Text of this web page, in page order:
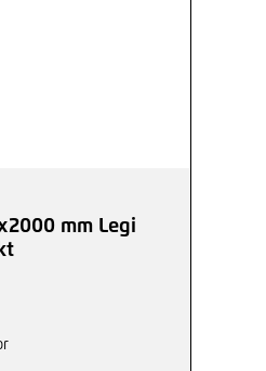
mm Legi